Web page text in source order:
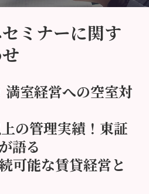
ミナーに関す
満室経営への空室対
の管理実績！東証
語る
可能な賃貸経営と